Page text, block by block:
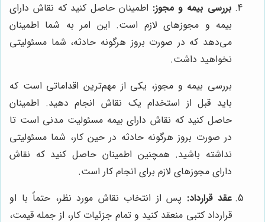
بررسی بیمه و مجوز: اطمینان حاصل کنید که نقاش دارای
بیمه و مجوزهای لازم است. این امر به شما اطمینان
می‌دهد که در صورت بروز هرگونه حادثه، شما مسئولیتی
نخواهید داشت.
بررسی بیمه و مجوز، یکی از مهم‌ترین اقداماتی است که
باید قبل از استخدام یک نقاش انجام دهید. اطمینان
حاصل کنید که نقاش دارای بیمه مسئولیت مدنی است تا
در صورت بروز هرگونه حادثه در حین کار، شما مسئولیتی
نداشته باشید. همچنین اطمینان حاصل کنید که نقاش
دارای مجوزهای لازم برای انجام کار است.
عقد قرارداد: پس از انتخاب نقاش مورد نظر، حتماً با او
قرارداد کتبی منعقد کنید و تمام جزئیات کار، از جمله قیمت،